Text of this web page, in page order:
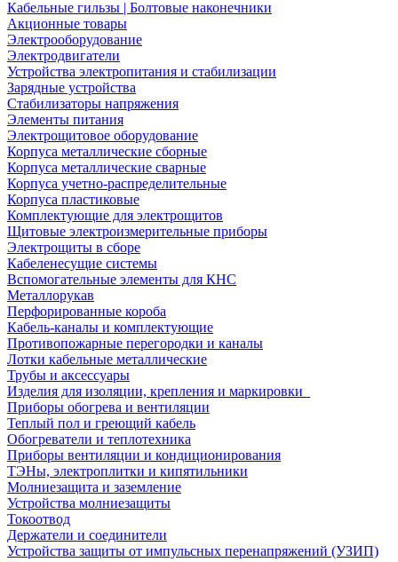
Кабельные гильзы | Болтовые наконечники
Акционные товары
Электрооборудование
Электродвигатели
Устройства электропитания и стабилизации
Зарядные устройства
Стабилизаторы напряжения
Элементы питания
Электрощитовое оборудование
Корпуса металлические сборные
Корпуса металлические сварные
Корпуса учетно-распределительные
Корпуса пластиковые
Комплектующие для электрощитов
Щитовые электроизмерительные приборы
Электрощиты в сборе
Кабеленесущие системы
Вспомогательные элементы для КНС
Металлорукав
Перфорированные короба
Кабель-каналы и комплектующие
Противопожарные перегородки и каналы
Лотки кабельные металлические
Трубы и аксессуары
Изделия для изоляции, крепления и маркировки
Приборы обогрева и вентиляции
Теплый пол и греющий кабель
Обогреватели и теплотехника
Приборы вентиляции и кондиционирования
ТЭНы, электроплитки и кипятильники
Молниезащита и заземление
Устройства молниезащиты
Токоотвод
Держатели и соединители
Устройства защиты от импульсных перенапряжений (УЗИП)